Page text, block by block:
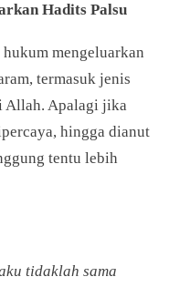
Hadits Palsu
mengeluarkan
termasuk jenis
Allah. Apalagi jika
hingga dianut
tentu lebih
tidaklah sama